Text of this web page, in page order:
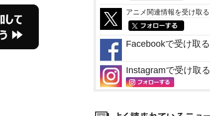
アニメ関連情報を受け取る
Facebookで受け取る
Instagramで受け取る